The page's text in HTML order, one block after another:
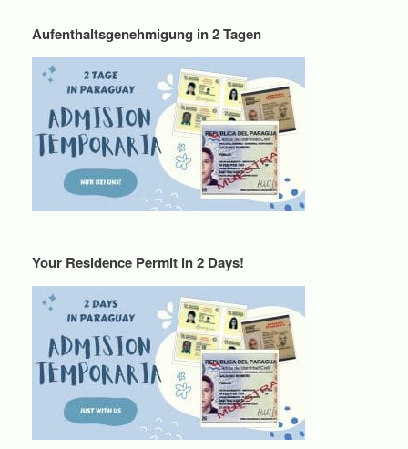
Aufenthaltsgenehmigung in 2 Tagen
Your Residence Permit in 2 Days!